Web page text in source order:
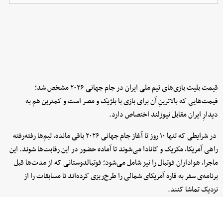
قیمت بلیت بازی‌های تیم ملی ایران در جام جهانی ۲۰۲۶ مشخص شد؛
قیمت‌هایی که بالاترینِ آن برای بازی با بلژیک و مصر است و کمترین هم به
دیدارِ ایران مقابل نیوزلند اختصاص دارد.
در شرایطی که تنها ۱۰ روز تا آغاز جام جهانی ۲۰۲۶ باقی مانده، تیم‌ها رفته‌رفته
راهی آمریکا، مکزیک و کانادا می‌شوند تا آماده حضور در این رقابت‌ها شوند. این
ماجرا، هواداران فوتبال را نیز شامل می‌شود؛ فوتبالدوستانی که از مدت‌ها قبل
برنامه‌ی سفر به قاره آمریکای شمالی را طرح‌ریزی کرده‌اند تا مسابقات را از
نزدیک تماشا کنند.